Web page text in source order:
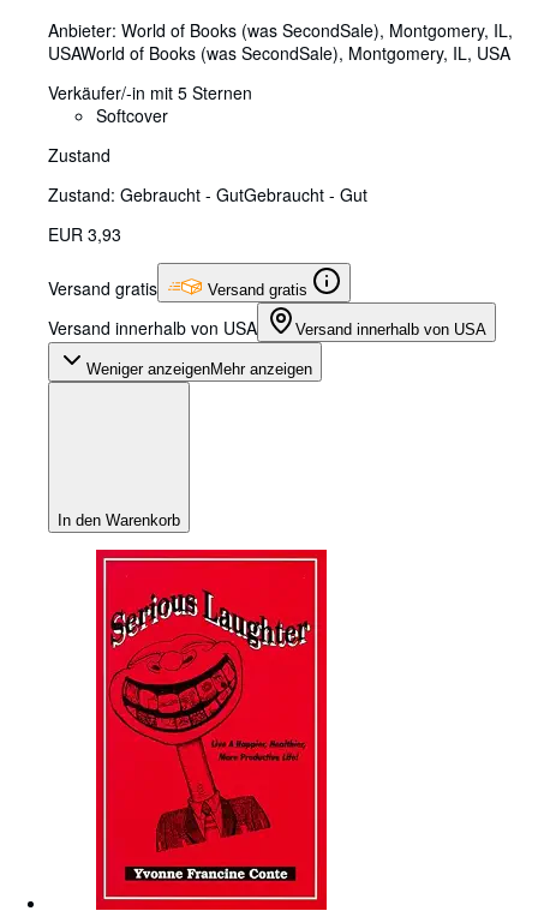
Anbieter: World of Books (was SecondSale), Montgomery, IL,
USAWorld of Books (was SecondSale), Montgomery, IL, USA
Verkäufer/-in mit 5 Sternen
Softcover
Zustand
Zustand: Gebraucht - GutGebraucht - Gut
EUR 3,93
Versand gratis Versand gratis
Versand innerhalb von USA Versand innerhalb von USA
Weniger anzeigenMehr anzeigen
In den Warenkorb